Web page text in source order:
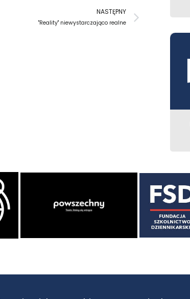
NASTĘPNY
"Reality" niewystarczająco realne